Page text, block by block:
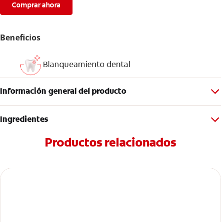
Comprar ahora
Beneficios
Blanqueamiento dental
Información general del producto
Ingredientes
Productos relacionados